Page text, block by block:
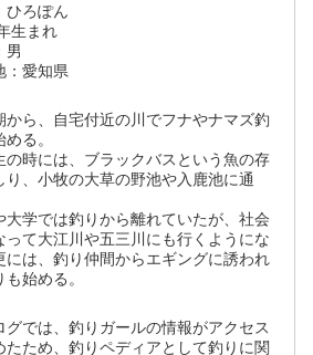
ひろぽん
生まれ
男
：愛知県
から、自宅付近の川でフナやナマズ釣
める。
の時には、ブラックバスという魚の存
り、小牧の大草の野池や入鹿池に通
大学では釣りから離れていたが、社会
って大江川や五三川にも行くようにな
には、釣り仲間からエギングに誘われ
始める。
グでは、釣りガールの情報がアクセス
たため、釣りペディアとして釣りに関